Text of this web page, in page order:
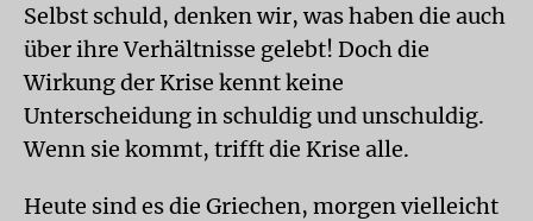
Selbst schuld, denken wir, was haben die auch
über ihre Verhältnisse gelebt! Doch die
Wirkung der Krise kennt keine
Unterscheidung in schuldig und unschuldig.
Wenn sie kommt, trifft die Krise alle.
Heute sind es die Griechen, morgen vielleicht